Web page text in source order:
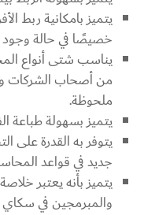
يتميز بامكانية ربط
خصيصًا في حالة وجود
يناسب شتى أنواع
من أصحاب الشركات
ملحوظة.
يتميز بسهولة طباعة
يتوفر به القدرة على
جديد في قواعد
يتميز بأنه يعتبر
والمبرمجين في